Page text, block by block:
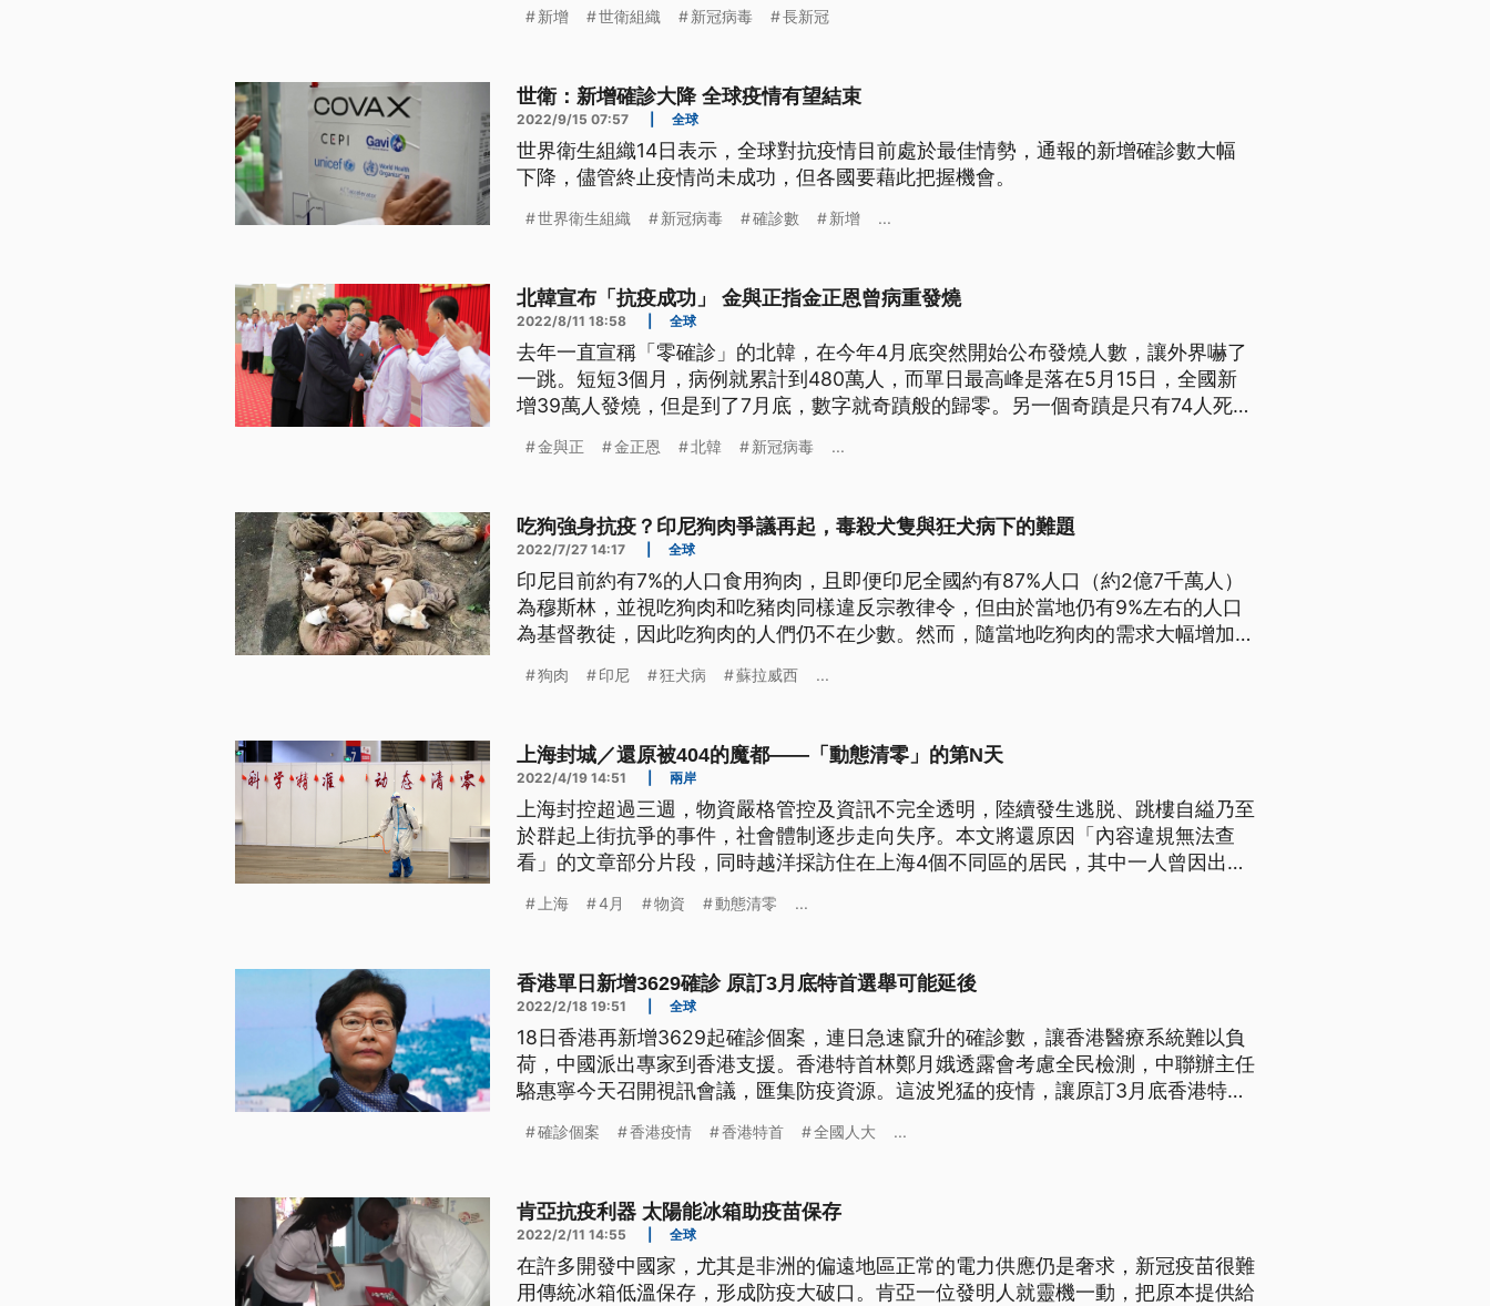
新增 世衛組織 新冠病毒 長新冠
世衛：新增確診大降 全球疫情有望結束
2022/9/15 07:57 全球
世界衛生組織14日表示，全球對抗疫情目前處於最佳情勢，通報的新增確診數大幅
下降，儘管終止疫情尚未成功，但各國要藉此把握機會。
世界衛生組織 新冠病毒 確診數 新增 ...
北韓宣布「抗疫成功」 金與正指金正恩曾病重發燒
2022/8/11 18:58 全球
去年一直宣稱「零確診」的北韓，在今年4月底突然開始公布發燒人數，讓外界嚇了
一跳。短短3個月，病例就累計到480萬人，而單日最高峰是落在5月15日，全國新
增39萬人發燒，但是到了7月底，數字就奇蹟般的歸零。另一個奇蹟是只有74人死
金與正 金正恩 北韓 新冠病毒 ...
吃狗強身抗疫？印尼狗肉爭議再起，毒殺犬隻與狂犬病下的難題
2022/7/27 14:17 全球
印尼目前約有7%的人口食用狗肉，且即便印尼全國約有87%人口（約2億7千萬人）
為穆斯林，並視吃狗肉和吃豬肉同樣違反宗教律令，但由於當地仍有9%左右的人口
為基督教徒，因此吃狗肉的人們仍不在少數。然而，隨當地吃狗肉的需求大幅增加，
供給成為難解議題。
狗肉 印尼 狂犬病 蘇拉威西 ...
上海封城／還原被404的魔都——「動態清零」的第N天
2022/4/19 14:51 兩岸
上海封控超過三週，物資嚴格管控及資訊不完全透明，陸續發生逃脱、跳樓自縊乃至
於群起上街抗爭的事件，社會體制逐步走向失序。本文將還原因「內容違規無法查
看」的文章部分片段，同時越洋採訪住在上海4個不同區的居民，其中一人曾因出現
上海 4月 物資 動態清零 ...
香港單日新增3629確診 原訂3月底特首選舉可能延後
2022/2/18 19:51 全球
18日香港再新增3629起確診個案，連日急速竄升的確診數，讓香港醫療系統難以負
荷，中國派出專家到香港支援。香港特首林鄭月娥透露會考慮全民檢測，中聯辦主任
駱惠寧今天召開視訊會議，匯集防疫資源。這波兇猛的疫情，讓原訂3月底香港特首
確診個案 香港疫情 香港特首 全國人大 ...
肯亞抗疫利器 太陽能冰箱助疫苗保存
2022/2/11 14:55 全球
在許多開發中國家，尤其是非洲的偏遠地區正常的電力供應仍是奢求，新冠疫苗很難
用傳統冰箱低溫保存，形成防疫大破口。肯亞一位發明人就靈機一動，把原本提供給